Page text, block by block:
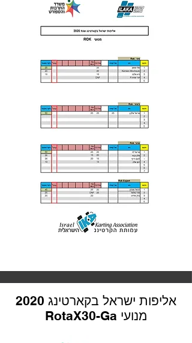
אליפות ישראל בקארטינג 2020
מנועי RotaX30-Ga